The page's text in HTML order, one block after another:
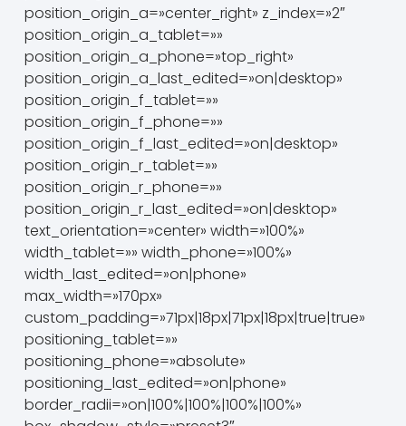
position_origin_a=»center_right» z_index=»2″
position_origin_a_tablet=»»
position_origin_a_phone=»top_right»
position_origin_a_last_edited=»on|desktop»
position_origin_f_tablet=»»
position_origin_f_phone=»»
position_origin_f_last_edited=»on|desktop»
position_origin_r_tablet=»»
position_origin_r_phone=»»
position_origin_r_last_edited=»on|desktop»
text_orientation=»center» width=»100%»
width_tablet=»» width_phone=»100%»
width_last_edited=»on|phone»
max_width=»170px»
custom_padding=»71px|18px|71px|18px|true|true»
positioning_tablet=»»
positioning_phone=»absolute»
positioning_last_edited=»on|phone»
border_radii=»on|100%|100%|100%|100%»